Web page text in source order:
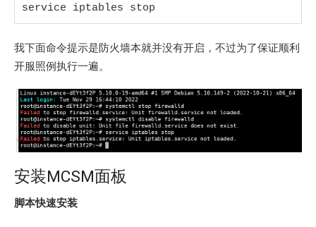
service iptables stop
我下面命令提示是防火墙本就并没有开启，不过为了保证顺利
开服照例执行一遍。
安装MCSM面板
脚本快速安装